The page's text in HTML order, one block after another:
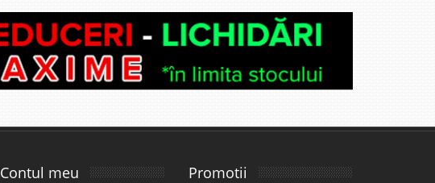
Contul meu Promotii